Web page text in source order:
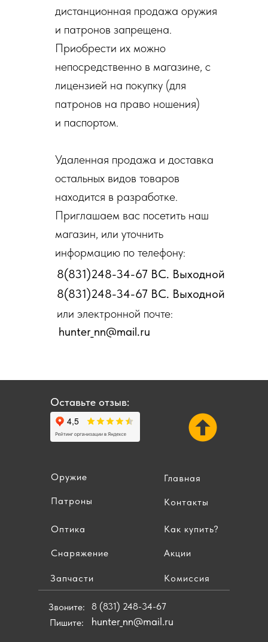
дистанционная продажа оружия
и патронов запрещена.
Приобрести их можно
непосредственно в магазине, с
лицензией на покупку (для
патронов на право ношения)
и паспортом.
Удаленная продажа и доставка
остальных видов товаров
находится в разработке.
Приглашаем вас посетить наш
магазин, или уточнить
информацию по телефону:
8(831)248-34-67 ВС. Выходной
8(831)248-34-67 ВС. Выходной
или электронной почте:
hunter_nn@mail.ru
Оставьте отзыв:
Оружие
Патроны
Оптика
Снаряжение
Запчасти
Главная
Контакты
Комиссия
Акции
Как купить?
8 (831) 248-34-67
hunter_nn@mail.ru
Пишите:
Звоните: